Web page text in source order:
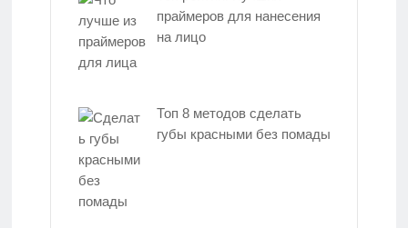
праймеров для нанесения
на лицо
Топ 8 методов сделать
губы красными без помады